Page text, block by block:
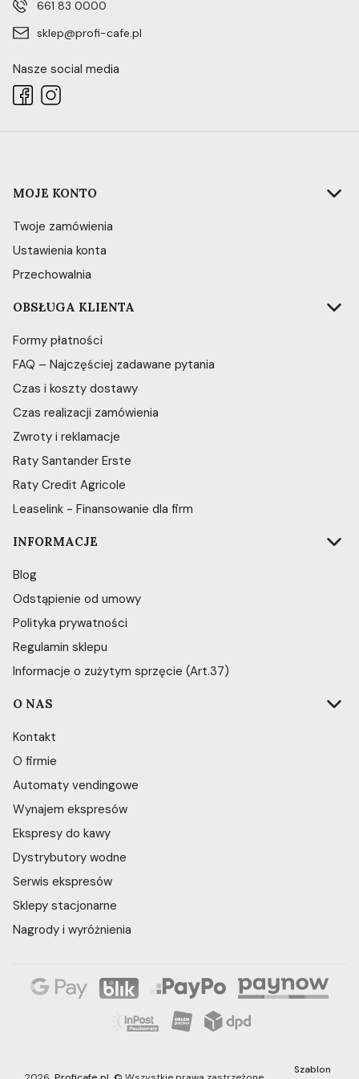
661 83 0000
sklep@profi-cafe.pl
Nasze social media
Linki w stopce
MOJE KONTO
Twoje zamówienia
Ustawienia konta
Przechowalnia
OBSŁUGA KLIENTA
Formy płatności
FAQ – Najczęściej zadawane pytania
Czas i koszty dostawy
Czas realizacji zamówienia
Zwroty i reklamacje
Raty Santander Erste
Raty Credit Agricole
Leaselink - Finansowanie dla firm
INFORMACJE
Blog
Odstąpienie od umowy
Polityka prywatności
Regulamin sklepu
Informacje o zużytym sprzęcie (Art.37)
O NAS
Kontakt
O firmie
Automaty vendingowe
Wynajem ekspresów
Ekspresy do kawy
Dystrybutory wodne
Serwis ekspresów
Sklepy stacjonarne
Nagrody i wyróżnienia
Szablon